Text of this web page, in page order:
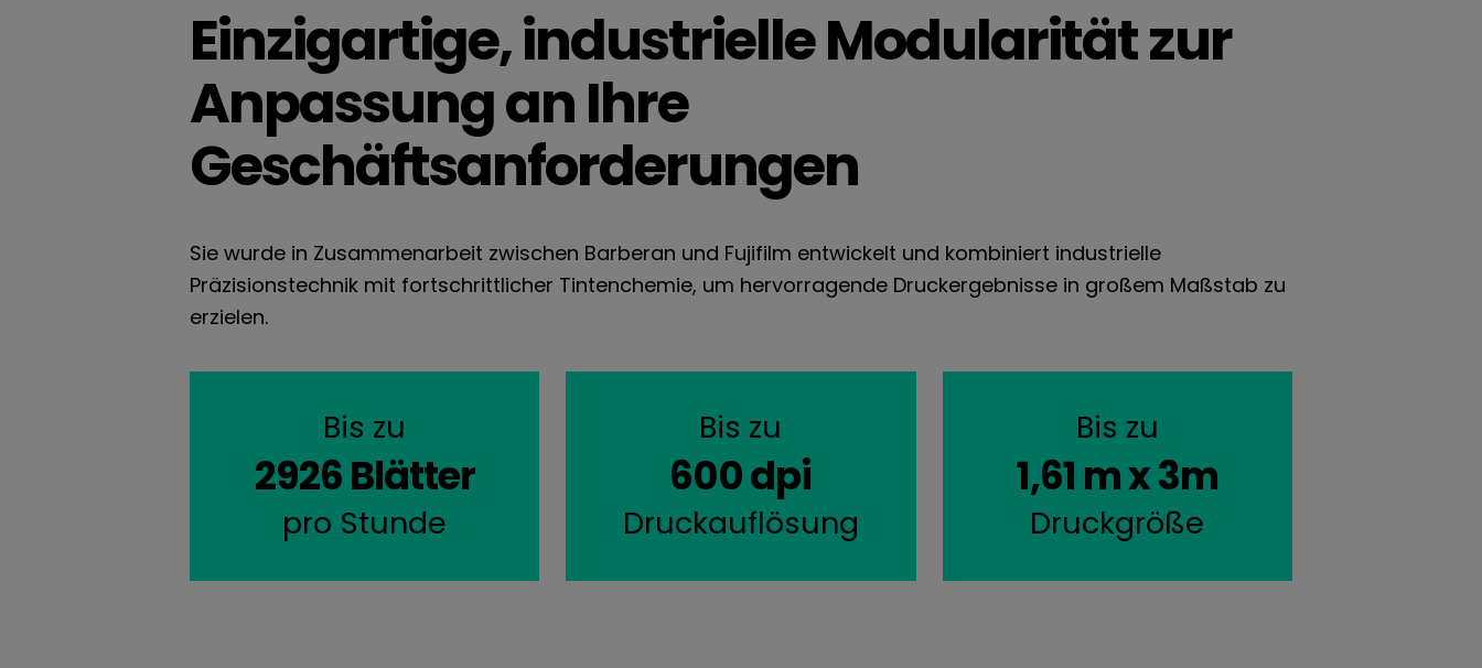
Einzigartige, industrielle Modularität zur
Anpassung an Ihre
Geschäftsanforderungen
Sie wurde in Zusammenarbeit zwischen Barberan und Fujifilm entwickelt und kombiniert industrielle
Präzisionstechnik mit fortschrittlicher Tintenchemie, um hervorragende Druckergebnisse in großem Maßstab zu
erzielen.
Bis zu
2926 Blätter
pro Stunde
Bis zu
600 dpi
Druckauflösung
Bis zu
1,61 m x 3m
Druckgröße